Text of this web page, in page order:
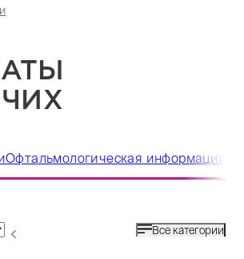
Офтальмологическая информация
Все категории